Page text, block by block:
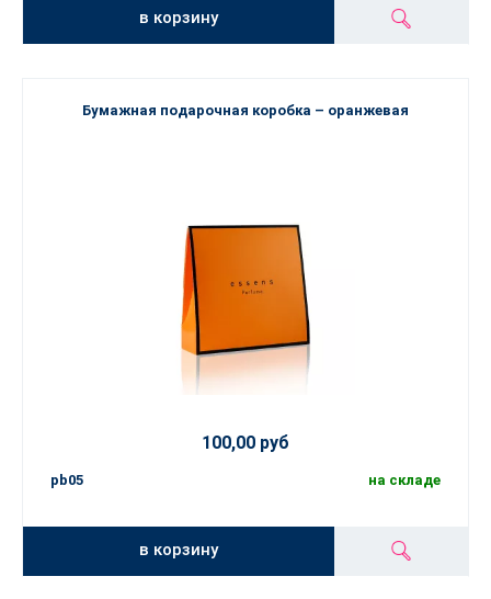
в корзину
Бумажная подарочная коробка – оранжевая
100,00 руб
pb05 на складе
в корзину